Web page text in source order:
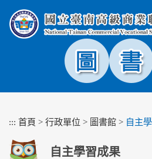
塊
::: 首頁 > 行政單位 > 圖書館 > 自主
自主學習成果